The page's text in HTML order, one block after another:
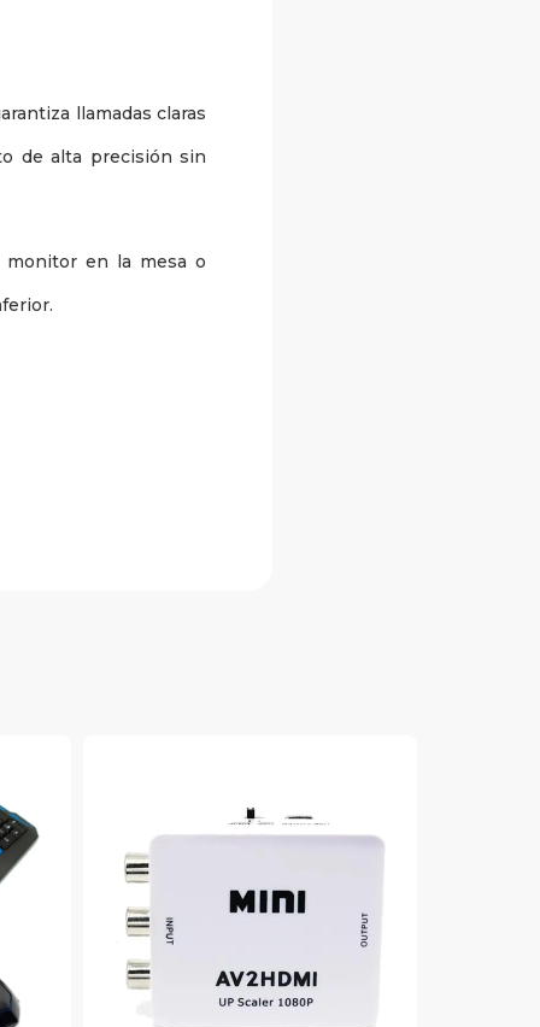
llamadas claras
de alta precisión sin
monitor en la mesa o